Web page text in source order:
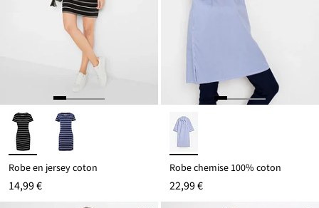
Robe en jersey coton
14,99 €
Robe chemise 100% coton
22,99 €